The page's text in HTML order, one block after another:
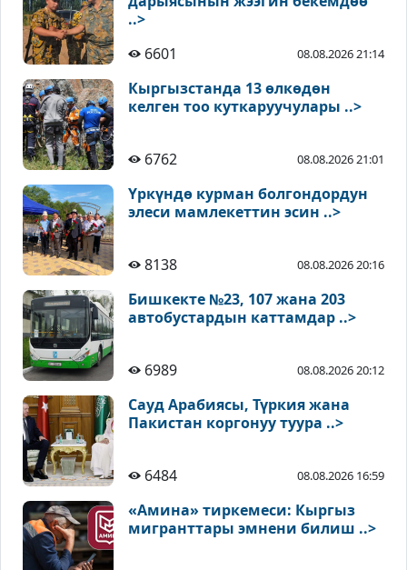
..>
6601
08.08.2026 21:14
Кыргызстанда 13 өлкөдөн
келген тоо куткаруучулары ..>
6762 08.08.2026 21:01
Үркүндө курман болгондордун
элеси мамлекеттин эсин ..>
8138 08.08.2026 20:16
Бишкекте №23, 107 жана 203
автобустардын каттамдар ..>
6989 08.08.2026 20:12
Сауд Арабиясы, Түркия жана
Пакистан коргонуу туура ..>
6484 08.08.2026 16:59
«Амина» тиркемеси: Кыргыз
мигранттары эмнени билиш ..>